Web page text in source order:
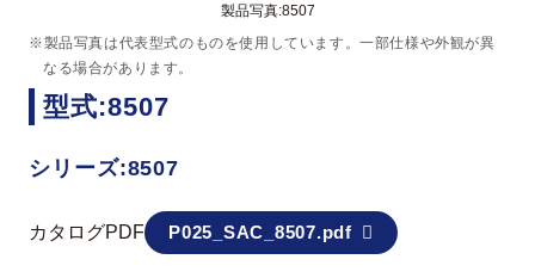
製品写真:8507
※製品写真は代表型式のものを使用しています。一部仕様や外観が異
なる場合があります。
型式:8507
シリーズ:8507
カタログPDF P025_SAC_8507.pdf